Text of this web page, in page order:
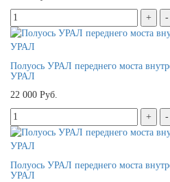
Полуось УРАЛ переднего моста
УРАЛ
22 000 Руб.
Полуось УРАЛ переднего моста
УРАЛ